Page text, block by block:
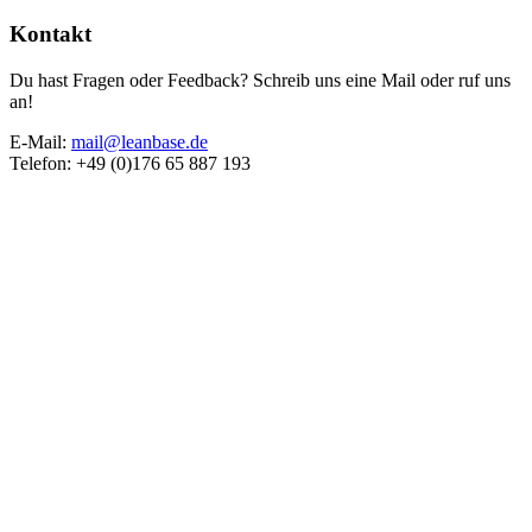
Kontakt
Du hast Fragen oder Feedback? Schreib uns eine Mail oder ruf uns
an!
E-Mail: mail@leanbase.de
Telefon: +49 (0)176 65 887 193